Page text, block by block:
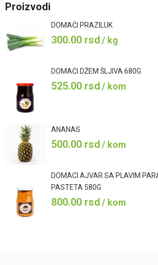
Proizvodi
DOMAĆI PRAZILUK
300.00 rsd/ kg
DOMAĆI DŽEM ŠLJIVA 680G
525.00 rsd/ kom
ANANAS
500.00 rsd/ kom
DOMACI AJVAR SA PLAVIM
PASTETA 580G
800.00 rsd/ kom